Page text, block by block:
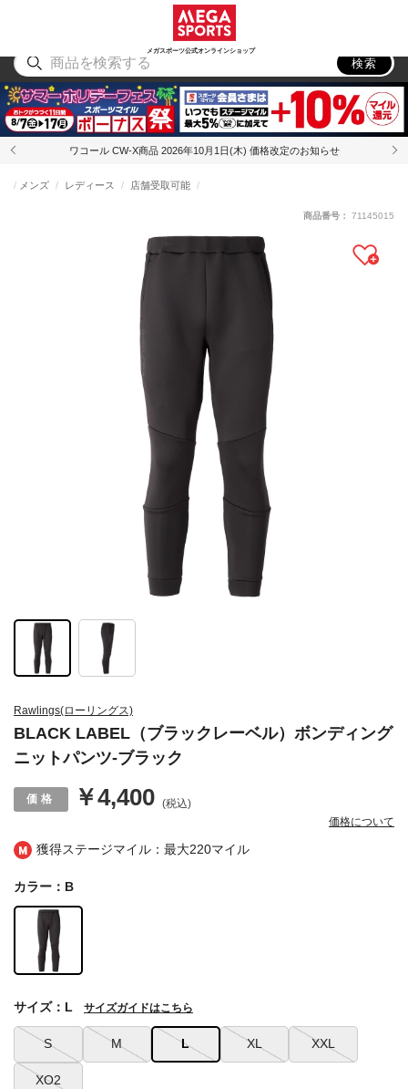
メガスポーツ公式オンラインショップ
アウトドア
検索
ワコール CW-X商品 2026年10月1日(木) 価格改定のお知らせ
獲得ステージマイル：最大220マイル
Rawlings(ローリングス)
BLACK LABEL（ブラックレーベル）ボンディング
ニットパンツ-ブラック
メンズ レディース 店舗受取可能
￥4,400 (税込)
価格について
商品番号： 71145015
カラー：B
S M L XL XXL
XO2
サイズ：L サイズガイドはこちら